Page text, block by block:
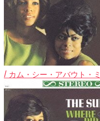
/ カム・シー・アバウト・